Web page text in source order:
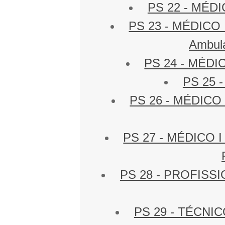
PS 22 -
PS 23 - MÉDICO
PS 24 -
PS 25
PS 26 -
PS 27 - MÉDICO
PS 28 -
PS 29 -